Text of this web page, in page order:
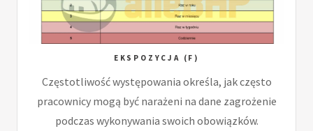
EKSPOZYCJA (F)
Częstotliwość występowania określa, jak często
pracownicy mogą być narażeni na dane zagrożenie
podczas wykonywania swoich obowiązków.